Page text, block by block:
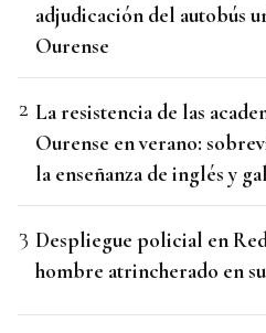
adjudicación del autobús
Ourense
La resistencia de las
Ourense en verano:
la enseñanza de inglés y
Despliegue policial en
hombre atrincherado en